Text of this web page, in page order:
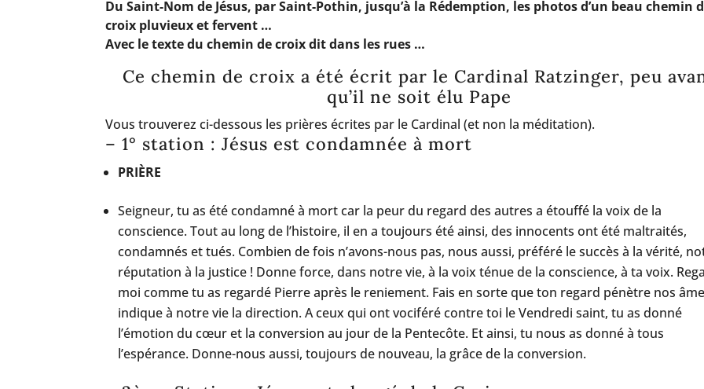
Du Saint-Nom de Jésus, par Saint-Pothin, jusqu’à la Rédemption, les photos d’un beau chemin
croix pluvieux et fervent …
Avec le texte du chemin de croix dit dans les rues …
Ce chemin de croix a été écrit par le Cardinal Ratzinger, peu
qu’il ne soit élu Pape
Vous trouverez ci-dessous les prières écrites par le Cardinal (et non la méditation).
– 1° station : Jésus est condamnée à mort
PRIÈRE
Seigneur, tu as été condamné à mort car la peur du regard des autres a étouffé la voix de la
conscience. Tout au long de l’histoire, il en a toujours été ainsi, des innocents ont été maltraités,
condamnés et tués. Combien de fois n’avons-nous pas, nous aussi, préféré le succès à la vérité,
réputation à la justice ! Donne force, dans notre vie, à la voix ténue de la conscience, à ta voix.
moi comme tu as regardé Pierre après le reniement. Fais en sorte que ton regard pénètre nos
indique à notre vie la direction. A ceux qui ont vociféré contre toi le Vendredi saint, tu as donné
l’émotion du cœur et la conversion au jour de la Pentecôte. Et ainsi, tu nous as donné à tous
l’espérance. Donne-nous aussi, toujours de nouveau, la grâce de la conversion.